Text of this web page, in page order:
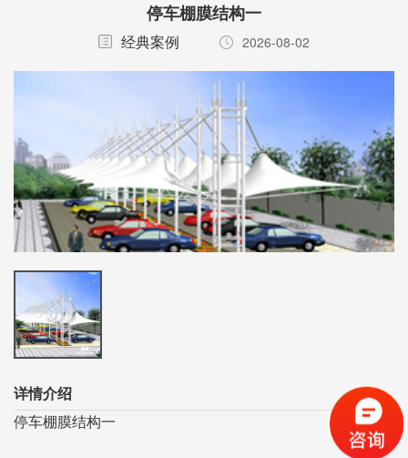
停车棚膜结构一
经典案例 2026-08-02
详情介绍
停车棚膜结构一